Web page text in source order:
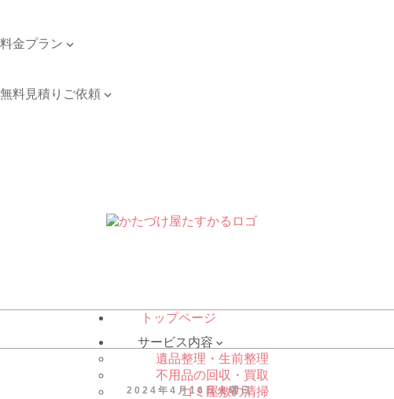
料金プラン 
無料見積りご依頼 
トップページ
サービス内容 
遺品整理・生前整理
不用品の回収・買取
ゴミ屋敷の清掃
2024年4月16日火曜日